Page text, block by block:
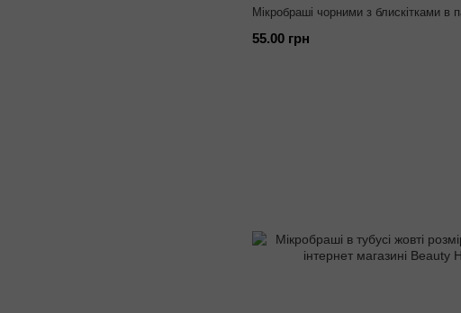
Мікробраші чорними з блискітками в
55.00 грн